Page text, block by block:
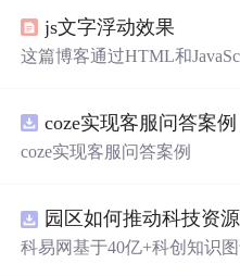
js文字浮动效果
这篇博客通过HTML和
在页面上随机飘动的视觉效
S样式和JavaScript事件监听
coze实现客服问答案例
coze实现客服问答案例
科易网基于40亿+科创知识